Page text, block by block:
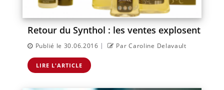
Retour du Synthol : les ventes explosent
Publié le 30.06.2016 | Par Caroline Delavault
LIRE L'ARTICLE